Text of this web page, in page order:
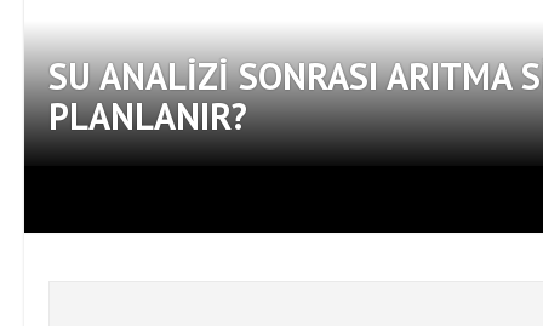
SU ANALIZI SONRASI ARITMA
PLANLANIR?